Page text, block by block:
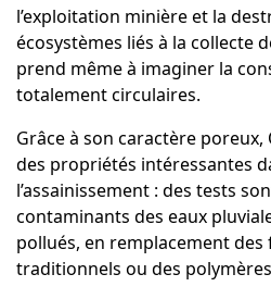
l’exploitation minière et la
écosystèmes liés à la collecte
prend même à imaginer la
totalement circulaires.
Grâce à son caractère
des propriétés intéressantes
l’assainissement : des tests
contaminants des eaux
pollués, en remplacement
traditionnels ou des